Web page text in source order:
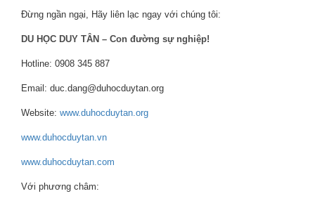
Đừng ngần ngại, Hãy liên lạc ngay với chúng tôi:
DU HỌC DUY TÂN – Con đường sự nghiệp!
Hotline: 0908 345 887
Email: duc.dang@duhocduytan.org
Website: www.duhocduytan.org
www.duhocduytan.vn
www.duhocduytan.com
Với phương châm: